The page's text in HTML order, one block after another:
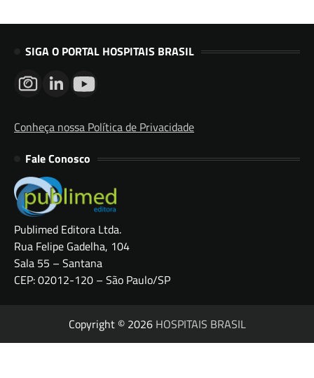
SIGA O PORTAL HOSPITAIS BRASIL
Conheça nossa Política de Privacidade
Fale Conosco
Publimed Editora Ltda.
Rua Felipe Gadelha, 104
Sala 55 – Santana
CEP: 02012-120 – São Paulo/SP
Copyright © 2026 HOSPITAIS BRASIL